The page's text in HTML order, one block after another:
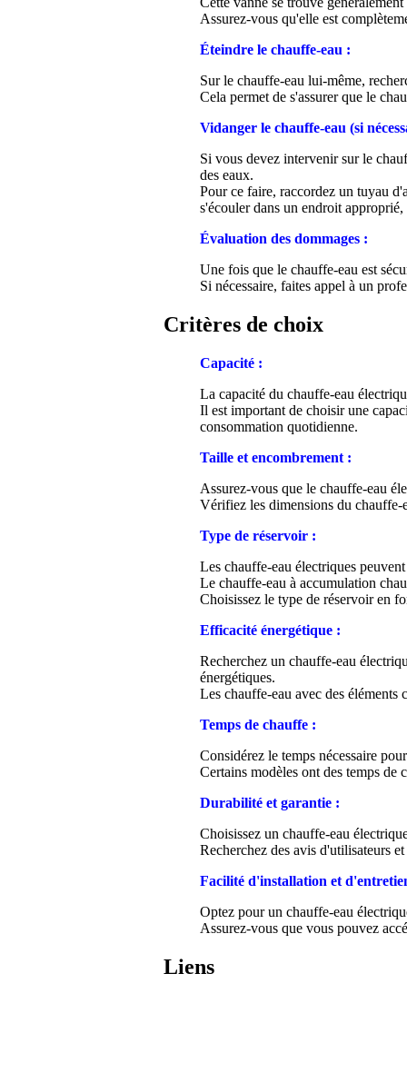
Assurez-vous qu'elle est
Éteindre le chauffe-eau :
Sur le chauffe-eau lui-même,
Cela permet de s'assurer que le
Vidanger le chauffe-eau (si
Si vous devez intervenir sur le
des eaux.
Pour ce faire, raccordez un tuyau
s'écouler dans un endroit
Évaluation des dommages :
Une fois que le chauffe-eau est
Si nécessaire, faites appel à un
Critères de choix
Capacité :
La capacité du chauffe-eau
Il est important de choisir une
consommation quotidienne.
Taille et encombrement :
Assurez-vous que le chauffe-eau
Vérifiez les dimensions du
Type de réservoir :
Les chauffe-eau électriques
Le chauffe-eau à accumulation
Choisissez le type de réservoir en
Efficacité énergétique :
Recherchez un chauffe-eau
énergétiques.
Les chauffe-eau avec des éléments
Temps de chauffe :
Considérez le temps nécessaire
Certains modèles ont des temps de
Durabilité et garantie :
Choisissez un chauffe-eau
Recherchez des avis d'utilisateurs
Facilité d'installation et
Optez pour un chauffe-eau
Assurez-vous que vous pouvez
Liens